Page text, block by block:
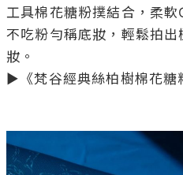
工具棉花糖粉撲結合，柔
不吃粉勻稱底妝，輕鬆拍
妝。
▶《梵谷經典絲柏樹棉花